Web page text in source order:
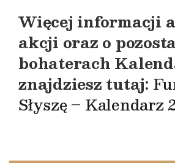
Więcej informacji a
akcji oraz o
bohaterach
znajdziesz tutaj:
Słyszę – Kalendarz